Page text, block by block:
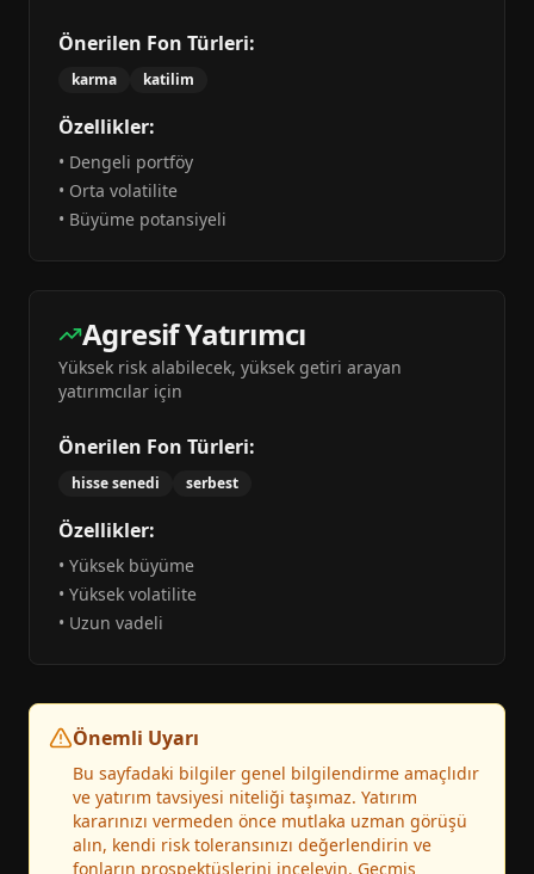
Önerilen Fon Türleri:
karma katilim
Özellikler:
• Dengeli portföy
• Orta volatilite
• Büyüme potansiyeli
Agresif Yatırımcı
Yüksek risk alabilecek, yüksek getiri arayan
yatırımcılar için
Önerilen Fon Türleri:
hisse senedi serbest
Özellikler:
• Yüksek büyüme
• Yüksek volatilite
• Uzun vadeli
Önemli Uyarı
Bu sayfadaki bilgiler genel bilgilendirme amaçlıdır
ve yatırım tavsiyesi niteliği taşımaz. Yatırım
kararınızı vermeden önce mutlaka uzman görüşü
alın, kendi risk toleransınızı değerlendirin ve
fonların prospektüslerini inceleyin. Geçmiş